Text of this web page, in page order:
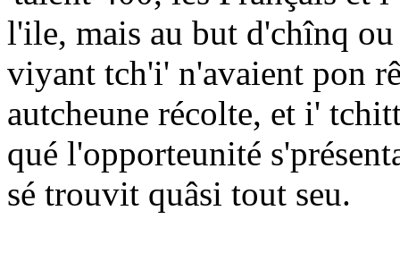
l'ile, mais au but d'chînq
viyant tch'i' n'avaient pon
autcheune récolte, et i'
qué l'opporteunité
sé trouvit quâsi tout seu.